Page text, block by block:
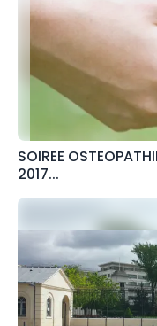
SOIREE
2017...